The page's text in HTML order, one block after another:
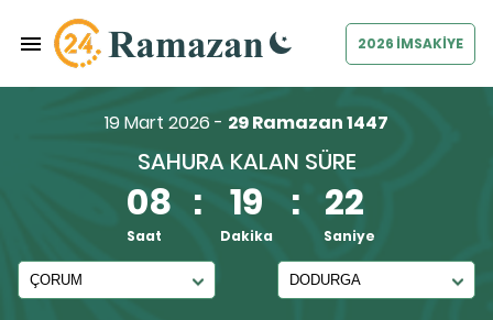
2026 İMSAKİYE
19 Mart 2026 - 29 Ramazan 1447
SAHURA KALAN SÜRE
08 : 19 : 22
Saat Dakika Saniye